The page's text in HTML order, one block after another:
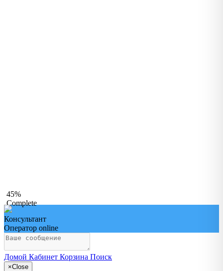
45%
Complete
Консультант
Оператор online
Домой Кабинет Корзина Поиск
×Close